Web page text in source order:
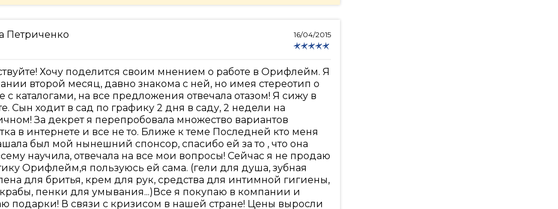
Петриченко 16/04/2015
Хочу поделится своим мнением о работе в Орифлейм. Я
второй месяц, давно знакома с ней, но имея стереотип о
с каталогами, на все предложения отвечала отазом! Я сижу в
Сын ходит в сад по графику 2 дня в саду, 2 недели на
За декрет я перепробовала множество вариантов
в интернете и все не то. Ближе к теме Последней кто меня
был мой нынешний спонсор, спасибо ей за то , что она
научила, отвечала на все мои вопросы! Сейчас я не продаю
Орифлейм,я пользуюсь ей сама. (гели для душа, зубная
для бритья, крем для рук, средства для интимной гигиены,
пенки для умывания...)Все я покупаю в компании и
подарки! В связи с кризисом в нашей стране! Цены выросли